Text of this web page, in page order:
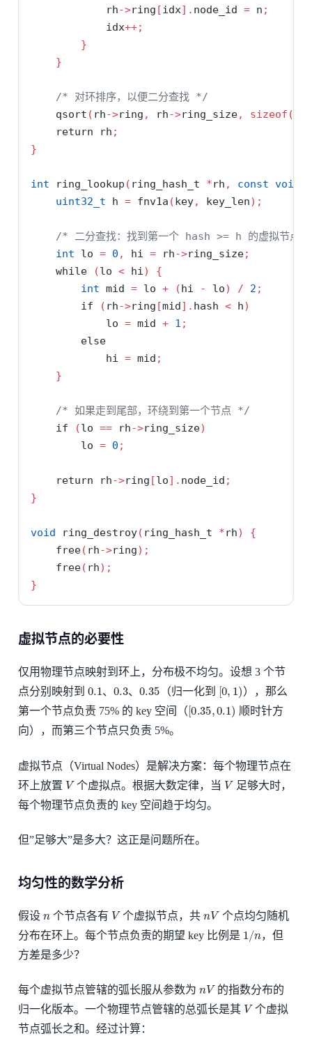
            rh
->ring [idx]. node_id = n ;
            idx
++;
}
}
/* 对环排序，以便二分查找 */
    qsort
( rh->ring , rh->ring_size, sizeof (
return rh ;
}
int ring_lookup ( ring_hash_t *rh , const void
uint32_t h = fnv1a (key, key_len);
/* 二分查找：找到第一个 hash >= h 的虚拟节点
int lo = 0 , hi = rh->ring_size;
while
(lo < hi)
{
int mid = lo + (hi - lo) / 2 ;
if
( rh->ring [mid]. hash < h)
            lo
= mid + 1 ;
else
            hi
= mid ;
}
/* 如果走到尾部，环绕到第一个节点 */
if
(lo == rh->ring_size)
        lo
= 0 ;
return rh->ring [lo]. node_id ;
}
void ring_destroy( ring_hash_t *rh)
{
    free
( rh->ring);
    free
( rh);
}
虚拟节点的必要性
仅用物理节点映射到环上，分布极不均匀。设想 3 个节
点分别映射到 0.1 、 0.3、 0.35 （归一化到 [0 1 ) ），那么
第一个节点负责 75% 的 key 空间（[0.35 0.1 ) 顺时针方
向），而第三个节点只负责 5%。
虚拟节点（Virtual Nodes）是解决方案：每个物理节点在
环上放置 V个虚拟点。根据大数定律，当 V 足够大时，
每个物理节点负责的 key 空间趋于均匀。
但”足够大”是多大？这正是问题所在。
均匀性的数学分析
假设 个节点各有 V个虚拟节点，共 V 个点均匀随机
分布在环上。每个节点负责的期望 key 比例是 1 /n
，但
方差是多少？
每个虚拟节点管辖的弧长服从参数为 V 的指数分布的
归一化版本。一个物理节点管辖的总弧长是其 V 个虚拟
节点弧长之和。经过计算：